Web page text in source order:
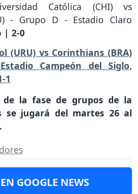
Católica (CHI) vs
- Grupo D - Estadio Claro
| 2-0
(URU) vs Corinthians (BRA)
Campeón del Siglo,
1
la fase de grupos de la
se jugará del martes 26 al
GOOGLE NEWS